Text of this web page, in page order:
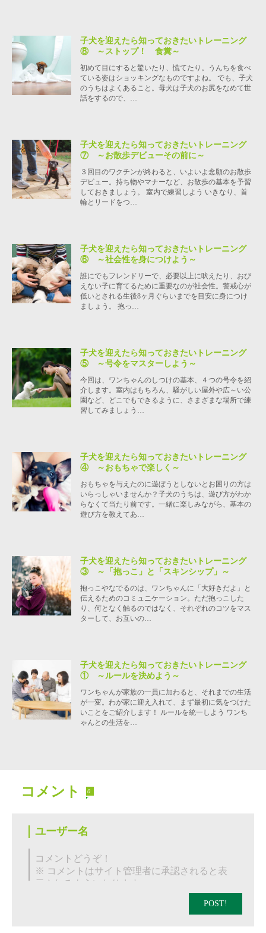
子犬を迎えたら知っておきたいトレーニング
⑧ ～ストップ！ 食糞～
初めて目にすると驚いたり、慌てたり。うんちを食べ
ている姿はショッキングなものですよね。 でも、子犬
のうちはよくあること。母犬は子犬のお尻をなめて世
話をするので、…
子犬を迎えたら知っておきたいトレーニング
⑦ ～お散歩デビューその前に～
３回目のワクチンが終わると、いよいよ念願のお散歩
デビュー。持ち物やマナーなど、お散歩の基本を予習
しておきましょう。 室内で練習しよう いきなり、首
輪とリードをつ…
子犬を迎えたら知っておきたいトレーニング
⑥ ～社会性を身につけよう～
誰にでもフレンドリーで、必要以上に吠えたり、おび
えない子に育てるために重要なのが社会性。警戒心が
低いとされる生後8ヶ月ぐらいまでを目安に身につけ
ましょう。 抱っ…
子犬を迎えたら知っておきたいトレーニング
⑤ ～号令をマスターしよう～
今回は、ワンちゃんのしつけの基本、４つの号令を紹
介します。室内はもちろん、騒がしい屋外や広～い公
園など、どこでもできるように、さまざまな場所で練
習してみましょう…
子犬を迎えたら知っておきたいトレーニング
④ ～おもちゃで楽しく～
おもちゃを与えたのに遊ぼうとしないとお困りの方は
いらっしゃいませんか？子犬のうちは、遊び方がわか
らなくて当たり前です。一緒に楽しみながら、基本の
遊び方を教えてあ…
子犬を迎えたら知っておきたいトレーニング
③ ～「抱っこ」と「スキンシップ」～
抱っこやなでるのは、ワンちゃんに「大好きだよ」と
伝えるためのコミュニケーション。ただ抱っこした
り、何となく触るのではなく、それぞれのコツをマス
ターして、お互いの…
子犬を迎えたら知っておきたいトレーニング
① ～ルールを決めよう～
ワンちゃんが家族の一員に加わると、それまでの生活
が一変。わが家に迎え入れて、まず最初に気をつけた
いことをご紹介します！ ルールを統一しよう ワンち
ゃんとの生活を…
コメント 0
POST!